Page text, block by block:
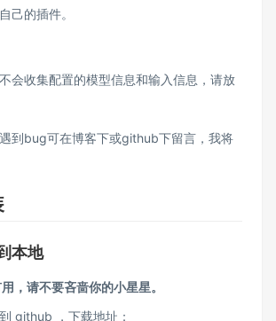
己的插件。
会收集配置的模型信息和输入信息，请放
到bug可在博客下或github下留言，我将
本地
，请不要吝啬你的小星星。
github ，下载地址：